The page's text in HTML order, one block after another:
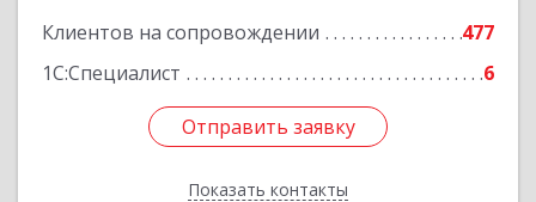
Клиентов на сопровождении
477
1С:Специалист
6
Отправить заявку
Показать контакты
Отправить заявку
Назад